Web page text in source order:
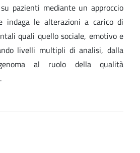
pazienti mediante un approccio
indaga le alterazioni a carico di
quali quello sociale, emotivo e
livelli multipli di analisi, dalla
al ruolo della qualità